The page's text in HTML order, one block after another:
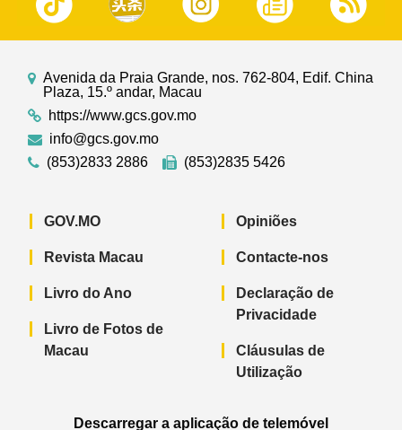
Avenida da Praia Grande, nos. 762-804, Edif. China
Plaza, 15.º andar, Macau
https://www.gcs.gov.mo
info@gcs.gov.mo
(853)2833 2886
(853)2835 5426
GOV.MO
Revista Macau
Livro do Ano
Livro de Fotos de
Macau
Opiniões
Contacte-nos
Declaração de
Privacidade
Cláusulas de
Utilização
Descarregar a aplicação de telemóvel